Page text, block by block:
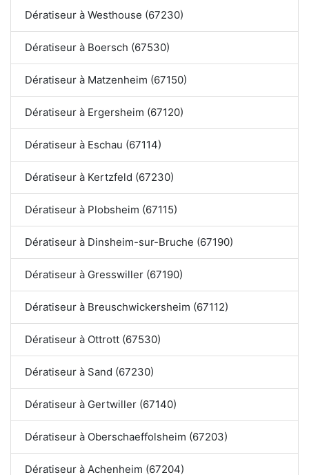
Dératiseur à Westhouse (67230)
Dératiseur à Boersch (67530)
Dératiseur à Matzenheim (67150)
Dératiseur à Ergersheim (67120)
Dératiseur à Eschau (67114)
Dératiseur à Kertzfeld (67230)
Dératiseur à Plobsheim (67115)
Dératiseur à Dinsheim-sur-Bruche (67190)
Dératiseur à Gresswiller (67190)
Dératiseur à Breuschwickersheim (67112)
Dératiseur à Ottrott (67530)
Dératiseur à Sand (67230)
Dératiseur à Gertwiller (67140)
Dératiseur à Oberschaeffolsheim (67203)
Dératiseur à Achenheim (67204)